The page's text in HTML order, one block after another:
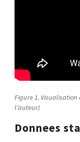
Figure 1.
l’auteur)
Donnees